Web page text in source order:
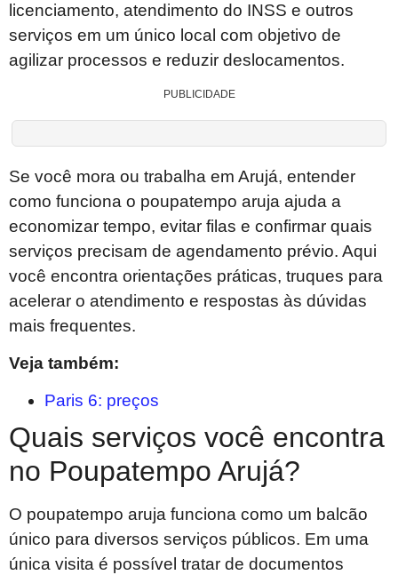
licenciamento, atendimento do INSS e outros
serviços em um único local com objetivo de
agilizar processos e reduzir deslocamentos.
PUBLICIDADE
Se você mora ou trabalha em Arujá, entender
como funciona o poupatempo aruja ajuda a
economizar tempo, evitar filas e confirmar quais
serviços precisam de agendamento prévio. Aqui
você encontra orientações práticas, truques para
acelerar o atendimento e respostas às dúvidas
mais frequentes.
Veja também:
Paris 6: preços
Quais serviços você encontra
no Poupatempo Arujá?
O poupatempo aruja funciona como um balcão
único para diversos serviços públicos. Em uma
única visita é possível tratar de documentos